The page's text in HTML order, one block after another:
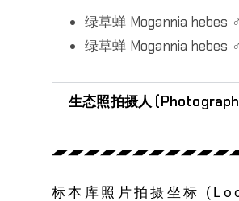
绿草蝉 Mogannia hebes
绿草蝉 Mogannia hebes
生态照拍摄人
标本库照片拍摄坐标